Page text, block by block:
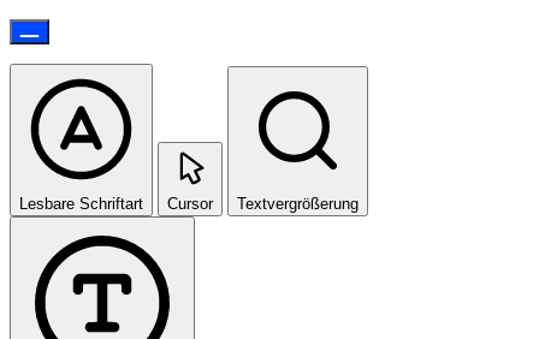
Lesbare Schriftart Cursor Textvergrößerung